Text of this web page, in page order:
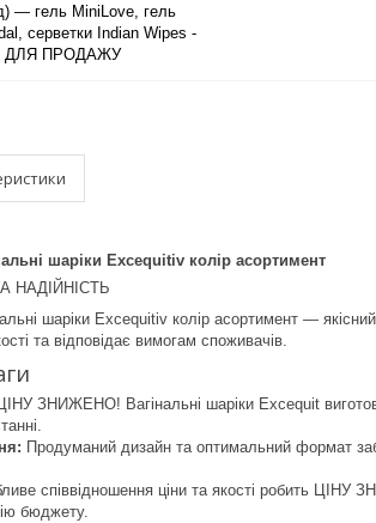
— гель MiniLove, гель
серветки Indian Wipes -
ДЛЯ ПРОДАЖУ
шаріки Excequitiv колір асортимент
НАДІЙНІСТЬ
шаріки Excequitiv колір асортимент —
та відповідає вимогам споживачів.
ЗНИЖЕНО! Вагінальні шаріки Excequit
Продуманий дизайн та оптимальний формат
співвідношення ціни та якості робить
бюджету.